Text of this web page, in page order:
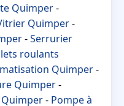
Quimper-
Quimper-
-Serrurier
roulants
Quimper-
Quimper-
Quimper- Pompe à